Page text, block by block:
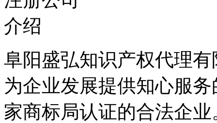
阜阳盛弘知识产权代理
为企业发展提供知心服
家商标局认证的合法企